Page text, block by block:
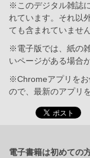
※このデジタル雑誌
れています。それ以
ても含まれていませ
※電子版では、紙の
いページがある場合
※Chromeアプリをお
ので、最新のアプリ
電子書籍は初めての